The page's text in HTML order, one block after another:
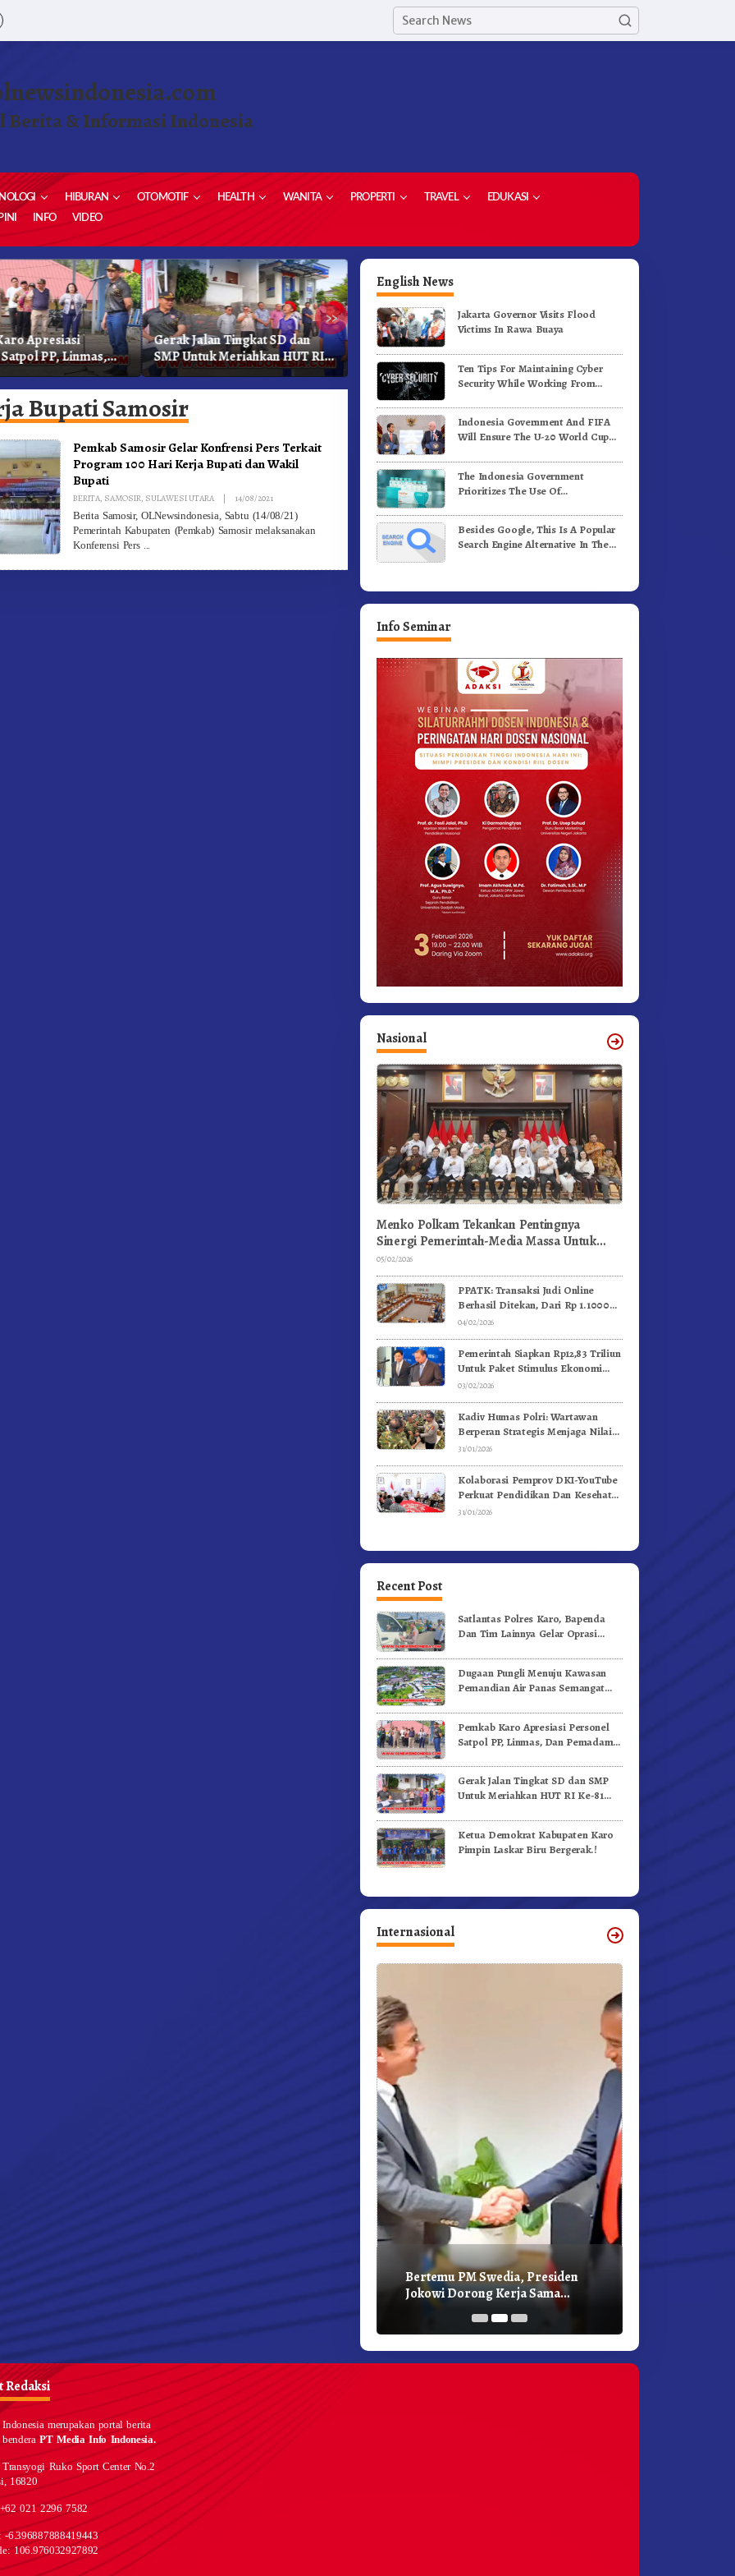
Berita & Informasi Indonesia
HIBURAN OTOMOTIF HEALTH WANITA PROPERTI TRAVEL
EDUKASI
INFO VIDEO
»
Apresiasi
PP, Linmas,
Kebakaran
Gerak Jalan Tingkat SD dan
SMP Untuk Meriahkan HUT RI
Ke-81 Dibuka Sekda Karo
Ketua Demokrat Kabupaten
Karo Pimpin Laskar Biru
Bergerak.!
Pemkab Karo Gelar Gerak
Jalan Kemerdekaan.!
Bupati Samosir
Pemkab Samosir Gelar Konfrensi Pers Terkait
Program 100 Hari Kerja Bupati dan Wakil
Bupati
BERITA, SAMOSIR, SULAWESI UTARA | 14/08/2021
Berita Samosir, OLNewsindonesia, Sabtu (14/08/21)
Pemerintah Kabupaten (Pemkab) Samosir melaksanakan
Konferensi Pers
English News
Jakarta Governor Visits Flood
Victims In Rawa Buaya
Ten Tips For Maintaining Cyber
Security While Working From
Indonesia Government And FIFA
Will Ensure The U-20 World Cup
Standards
The Indonesia Government
Prioritizes The Use Of
Vaccines
Besides Google, This Is A Popular
Search Engine Alternative In The
Info Seminar
Nasional
Menko Polkam Tekankan Pentingnya
Sinergi Pemerintah-Media Massa Untuk
Jaga Stabilitas Bangsa
05/02/2026
PPATK: Transaksi Judi Online
Berhasil Ditekan, Dari Rp 1.1000
Triliun Menjadi Rp 268 Triliun
04/02/2026
Pemerintah Siapkan Rp12,83 Triliun
Untuk Paket Stimulus Ekonomi
Kuartal I-2026
03/02/2026
Kadiv Humas Polri: Wartawan
Berperan Strategis Menjaga Nilai
Kebangsaan, Demokrasi, dan NKRI
31/01/2026
Kolaborasi Pemprov DKI-YouTube
Perkuat Pendidikan Dan Kesehatan
Mental
31/01/2026
Recent Post
Satlantas Polres Karo, Bapenda
Dan Tim Lainnya Gelar Oprasi
Dugaan Pungli Menuju Kawasan
Pemandian Air Panas Semangat
Videokan!
Pemkab Karo Apresiasi Personel
Satpol PP, Linmas, Dan Pemadam
Gerak Jalan Tingkat SD dan SMP
Untuk Meriahkan HUT RI Ke-81
Ketua Demokrat Kabupaten Karo
Pimpin Laskar Biru Bergerak.!
Internasional
Bertemu PM Swedia, Presiden
Jokowi Dorong Kerja Sama
Pembangunan Hijau
Redaksi
Indonesia merupakan portal berita
benderaPT Media Info Indonesia.
Ruko Sport Center No.2
16820
021 2296 7582
-6.396887888419443
106.976032927892